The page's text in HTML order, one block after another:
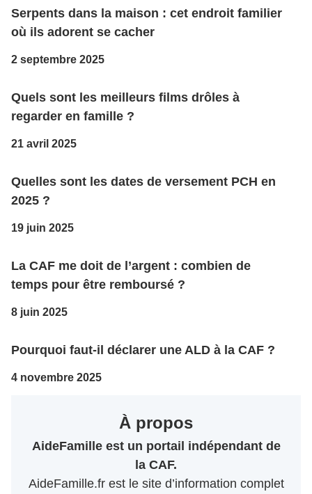
Serpents dans la maison : cet endroit familier
où ils adorent se cacher
2 septembre 2025
Quels sont les meilleurs films drôles à
regarder en famille ?
21 avril 2025
Quelles sont les dates de versement PCH en
2025 ?
19 juin 2025
La CAF me doit de l’argent : combien de
temps pour être remboursé ?
8 juin 2025
Pourquoi faut-il déclarer une ALD à la CAF ?
4 novembre 2025
À propos
AideFamille est un portail indépendant de
la CAF.
AideFamille.fr est le site d’information complet